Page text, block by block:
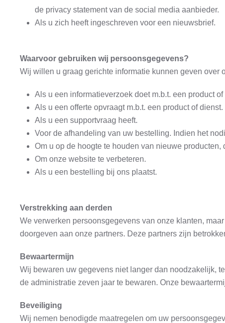
de privacy statement van de social media aanbieder.
Als u zich heeft ingeschreven voor een nieuwsbrief.
Waarvoor gebruiken wij persoonsgegevens?
Wij willen u graag gerichte informatie kunnen geven
Als u een informatieverzoek doet m.b.t. een product of
Als u een offerte opvraagt m.b.t. een product of dienst.
Als u een supportvraag heeft.
Voor de afhandeling van uw bestelling. Indien het
Om u op de hoogte te houden van nieuwe
Om onze website te verbeteren.
Als u een bestelling bij ons plaatst.
Verstrekking aan derden
We verwerken persoonsgegevens van onze klanten,
doorgeven aan onze partners. Deze partners zijn
Bewaartermijn
Wij bewaren uw gegevens niet langer dan noodzakelijk,
de administratie zeven jaar te bewaren. Onze
Beveiliging
Wij nemen benodigde maatregelen om uw